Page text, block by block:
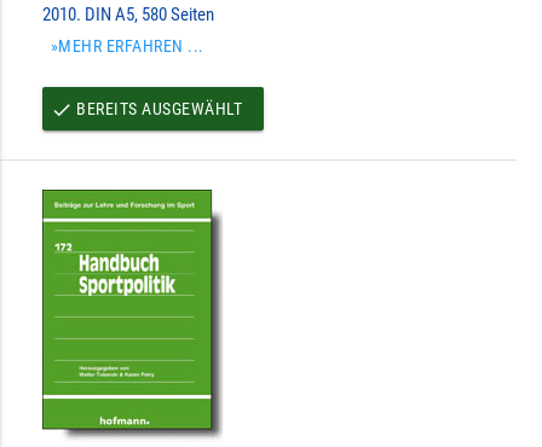
2010. DIN A5, 580 Seiten
»MEHR ERFAHREN ...
done BEREITS AUSGEWÄHLT